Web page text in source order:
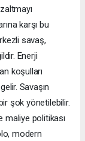
karşı bu
savaş,
Enerji
koşulları
Savaşın
şok yönetilebilir.
maliye politikası
modern